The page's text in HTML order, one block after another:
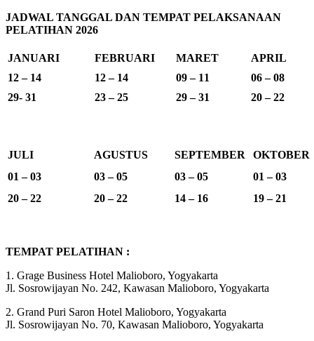
JADWAL TANGGAL DAN TEMPAT PELAKSANAAN
PELATIHAN 2026
JANUARI FEBRUARI MARET
APRIL
12 – 14
12 – 14 09 – 11
06 – 08
29- 31
23 – 25 29 – 31 20 – 22
JULI AGUSTUS SEPTEMBER
OKTOBER
01 – 03
03 – 05 03 – 05
01 – 03
20 – 22
20 – 22 14 – 16 19 – 21
TEMPAT PELATIHAN :
1. Grage Business Hotel Malioboro, Yogyakarta
Jl. Sosrowijayan No. 242, Kawasan Malioboro, Yogyakarta
2. Grand Puri Saron Hotel Malioboro, Yogyakarta
Jl. Sosrowijayan No. 70, Kawasan Malioboro, Yogyakarta